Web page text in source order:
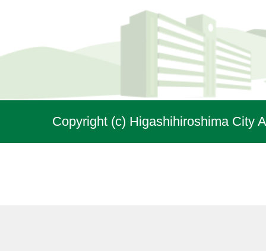
Copyright (c) Higashihiroshima City